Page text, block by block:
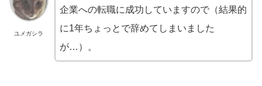
ユメガシラ
企業への転職に成功していますので（結果的
に1年ちょっとで辞めてしまいました
が…）。